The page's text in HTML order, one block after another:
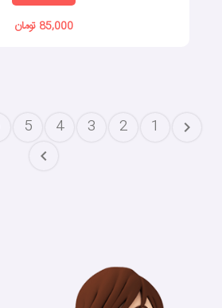
85,000 تومان
1
2
3
4
5